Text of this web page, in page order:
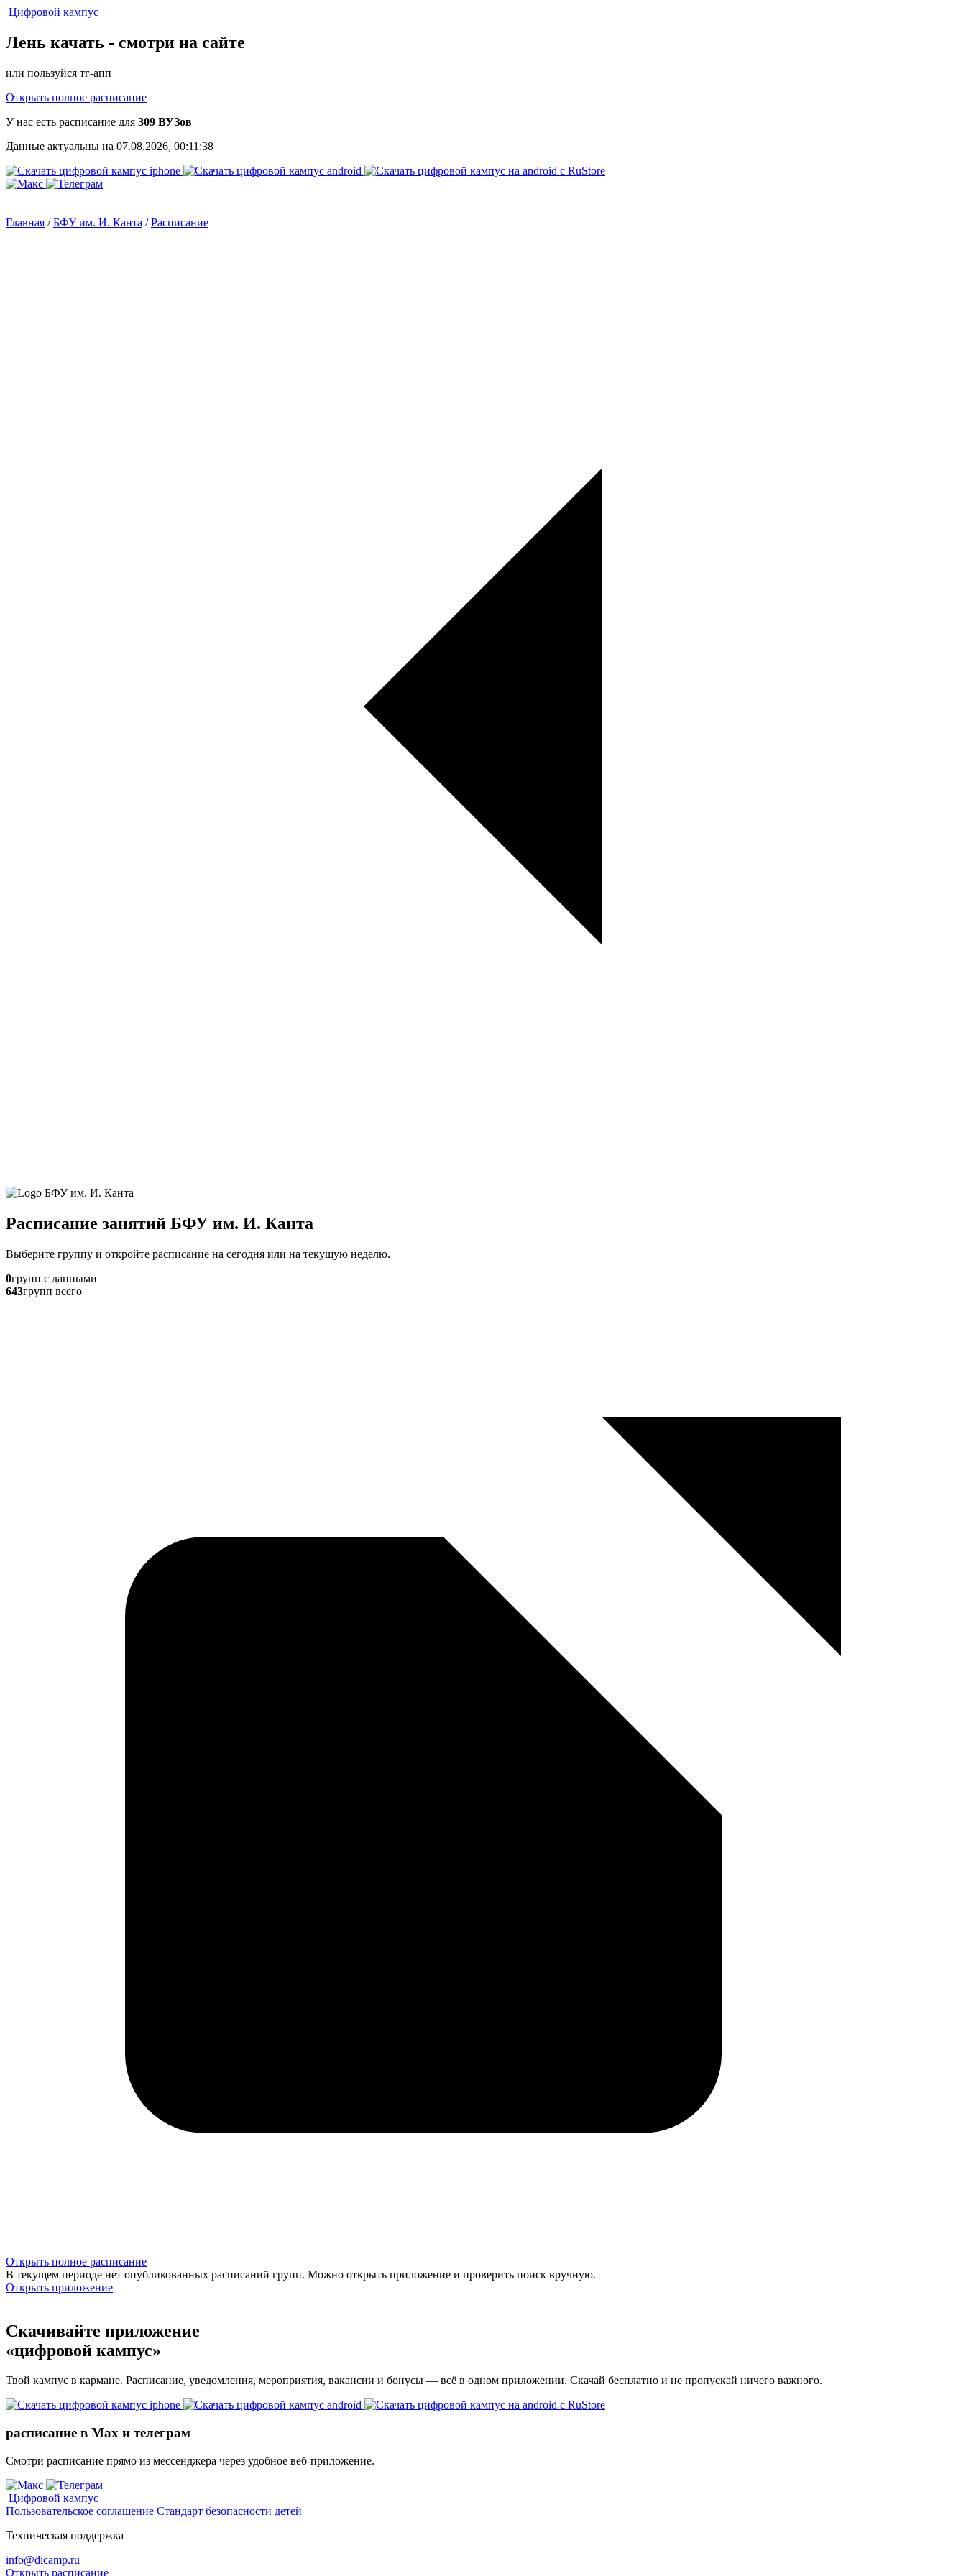
Цифровой кампус
Лень качать - смотри на сайте
или пользуйся тг-апп
Открыть полное расписание
У нас есть расписание для 309 ВУЗов
Данные актуальны на 07.08.2026, 00:11:38
Главная /БФУ им. И. Канта /Расписание
Расписание занятий БФУ им. И. Канта
Выберите группу и откройте расписание на сегодня или на текущую неделю.
0групп с данными
643групп всего
Открыть полное расписание
В текущем периоде нет опубликованных расписаний групп. Можно открыть приложение и проверить поиск вручную.
Открыть приложение
Скачивайте приложение
«цифровой кампус»
Твой кампус в кармане. Расписание, уведомления, мероприятия, вакансии и бонусы — всё в одном приложении. Скачай бесплатно и не пропускай ничего важного.
расписание в Max и телеграм
Смотри расписание прямо из мессенджера через удобное веб‑приложение.
Цифровой кампус
Пользовательское соглашение Стандарт безопасности детей
Техническая поддержка
info@dicamp.ru
Открыть расписание